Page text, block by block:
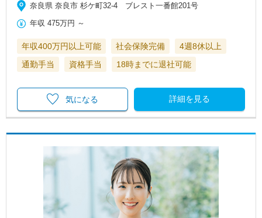
奈良県 奈良市 杉ケ町32-4 ブレスト一番館201号
年収 475万円 ～
年収400万円以上可能 社会保険完備
4週8休以上
通勤手当
資格手当 18時までに退社可能
詳細を見る
気になる